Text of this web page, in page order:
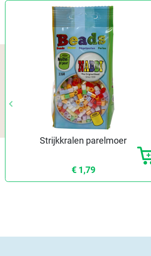
Vorige
keyboard_arrow_leftVorige
keyboard_arrow_left
Strijkkralen parelmoer
€ 1,79